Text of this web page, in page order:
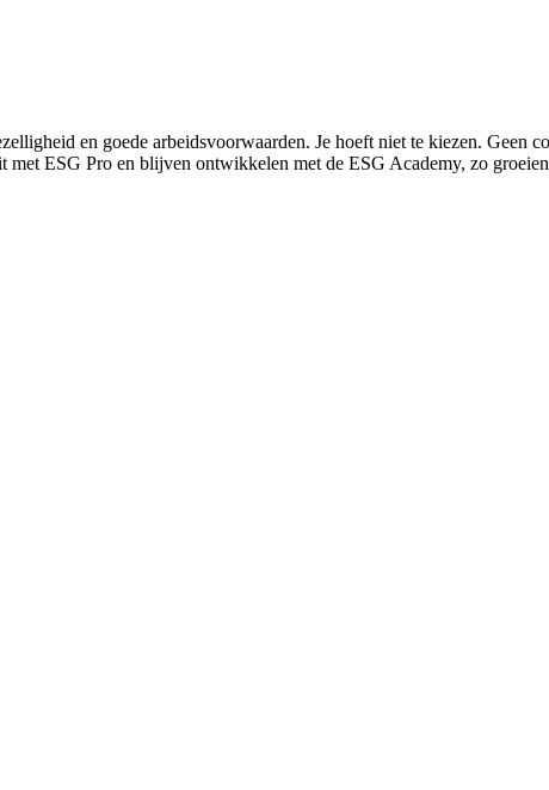
en goede arbeidsvoorwaarden. Je hoeft niet te kiezen. Geen
ESG Pro en blijven ontwikkelen met de ESG Academy, zo